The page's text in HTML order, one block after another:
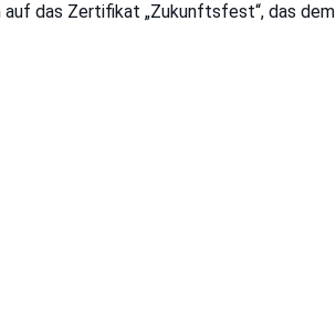
das Zertifikat „Zukunftsfest“, das dem